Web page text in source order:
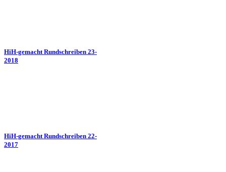
HiH-gemacht Rundschreiben 23-
2018
HiH-gemacht Rundschreiben 22-
2017